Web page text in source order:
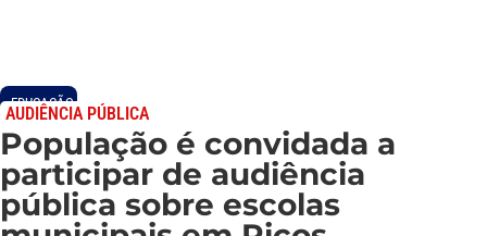
EDUCAÇÃO
AUDIÊNCIA PÚBLICA
População é convidada a
participar de audiência
pública sobre escolas